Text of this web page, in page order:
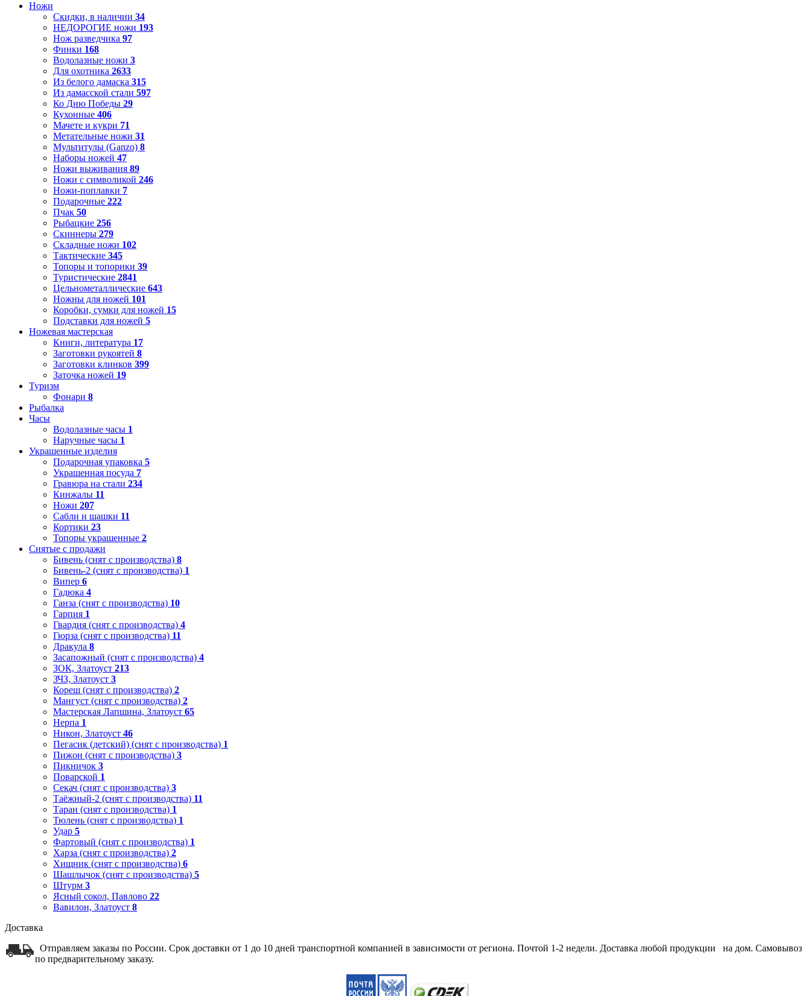
Ножи
Скидки, в наличии 34
НЕДОРОГИЕ ножи 193
Нож разведчика 97
Финки 168
Водолазные ножи 3
Для охотника 2633
Из белого дамаска 315
Из дамасской стали 597
Ко Дню Победы 29
Кухонные 406
Мачете и кукри 71
Метательные ножи 31
Мультитулы (Ganzo) 8
Наборы ножей 47
Ножи выживания 89
Ножи с символикой 246
Ножи-поплавки 7
Подарочные 222
Пчак 50
Рыбацкие 256
Скиннеры 279
Складные ножи 102
Тактические 345
Топоры и топорики 39
Туристические 2841
Цельнометаллические 643
Ножны для ножей 101
Коробки, сумки для ножей 15
Подставки для ножей 5
Ножевая мастерская
Книги, литература 17
Заготовки рукоятей 8
Заготовки клинков 399
Заточка ножей 19
Туризм
Фонари 8
Рыбалка
Часы
Водолазные часы 1
Наручные часы 1
Украшенные изделия
Подарочная упаковка 5
Украшенная посуда 7
Гравюра на стали 234
Кинжалы 11
Ножи 207
Сабли и шашки 11
Кортики 23
Топоры украшенные 2
Снятые с продажи
Бивень (снят с производства) 8
Бивень-2 (снят с производства) 1
Випер 6
Гадюка 4
Ганза (снят с производства) 10
Гарпия 1
Гвардия (снят с производства) 4
Гюрза (снят с производства) 11
Дракула 8
Засапожный (снят с производства) 4
ЗОК, Златоуст 213
ЗЧЗ, Златоуст 3
Кореш (снят с производства) 2
Мангуст (снят с производства) 2
Мастерская Лапшина, Златоуст 65
Нерпа 1
Никон, Златоуст 46
Пегасик (детский) (снят с производства) 1
Пижон (снят с производства) 3
Пикничок 3
Поварской 1
Секач (снят с производства) 3
Таёжный-2 (снят с производства) 11
Таран (снят с производства) 1
Тюлень (снят с производства) 1
Удар 5
Фартовый (снят с производства) 1
Харза (снят с производства) 2
Хищник (снят с производства) 6
Шашлычок (снят с производства) 5
Штурм 3
Ясный сокол, Павлово 22
Вавилон, Златоуст 8
Доставка
Отправляем заказы по России. Срок доставки от 1 до 10 дней транспортной компанией в зависимости от региона. Почтой 1-2 недели. Доставка любой продукции на дом. Самовывоз
по предварительному заказу.